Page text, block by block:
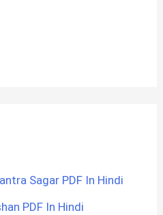
Sagar PDF In Hindi
PDF In Hindi